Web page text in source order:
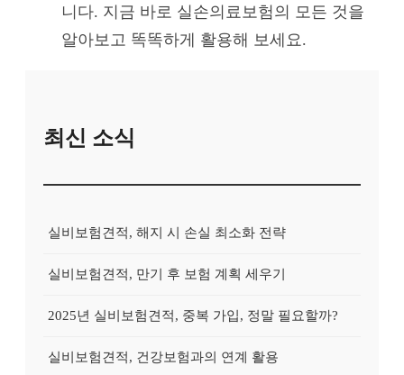
니다. 지금 바로 실손의료보험의 모든 것을
알아보고 똑똑하게 활용해 보세요.
최신 소식
실비보험견적, 해지 시 손실 최소화 전략
실비보험견적, 만기 후 보험 계획 세우기
2025년 실비보험견적, 중복 가입, 정말 필요할까?
실비보험견적, 건강보험과의 연계 활용